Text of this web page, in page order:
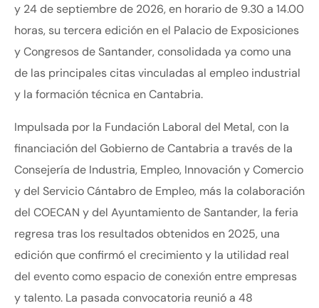
y 24 de septiembre de 2026, en horario de 9.30 a 14.00
horas, su tercera edición en el Palacio de Exposiciones
y Congresos de Santander, consolidada ya como una
de las principales citas vinculadas al empleo industrial
y la formación técnica en Cantabria.
Impulsada por la Fundación Laboral del Metal, con la
financiación del Gobierno de Cantabria a través de la
Consejería de Industria, Empleo, Innovación y Comercio
y del Servicio Cántabro de Empleo, más la colaboración
del COECAN y del Ayuntamiento de Santander, la feria
regresa tras los resultados obtenidos en 2025, una
edición que confirmó el crecimiento y la utilidad real
del evento como espacio de conexión entre empresas
y talento. La pasada convocatoria reunió a 48